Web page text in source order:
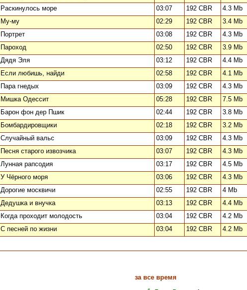
Раскинулось море 03:07 192 CBR 4.3 Mb
Му-му 02:29 192 CBR 3.4 Mb
Портрет 03:08 192 CBR 4.3 Mb
Пароход 02:50 192 CBR 3.9 Mb
Дядя Эля 03:12 192 CBR 4.4 Mb
Если любишь, найди 02:58 192 CBR 4.1 Mb
Пара гнедых 03:09 192 CBR 4.3 Mb
Мишка Одессит 05:28 192 CBR 7.5 Mb
Барон фон дер Пшик 02:44 192 CBR 3.8 Mb
Бомбардировщики 02:18 192 CBR 3.2 Mb
Случайный вальс 03:09 192 CBR 4.3 Mb
Песня старого извозчика 03:07 192 CBR 4.3 Mb
Лунная рапсодия 03:17 192 CBR 4.5 Mb
У Чёрного моря 03:06 192 CBR 4.3 Mb
Дорогие москвичи 02:55 192 CBR 4 Mb
Дедушка и внучка 03:13 192 CBR 4.4 Mb
Когда проходит молодость 03:04 192 CBR 4.2 Mb
С песней по жизни 03:04 192 CBR 4.2 Mb
за все время